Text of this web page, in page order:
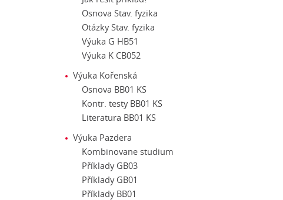
Osnova Stav. fyzika
Otázky Stav. fyzika
Výuka G HB51
Výuka K CB052
Výuka Kořenská
Osnova BB01 KS
Kontr. testy BB01 KS
Literatura BB01 KS
Výuka Pazdera
Kombinovane studium
Příklady GB03
Příklady GB01
Příklady BB01